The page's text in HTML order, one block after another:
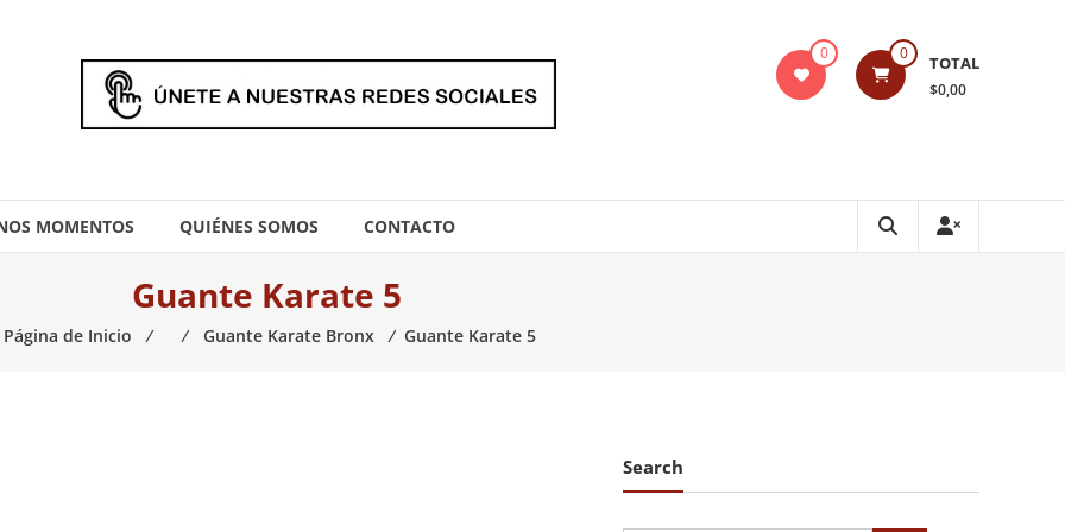
0 0 TOTAL
$0,00
MOMENTOS QUIÉNES SOMOS CONTACTO
Guante Karate 5
Página de Inicio ⁄ ⁄ Guante Karate Bronx ⁄ Guante Karate 5
Search